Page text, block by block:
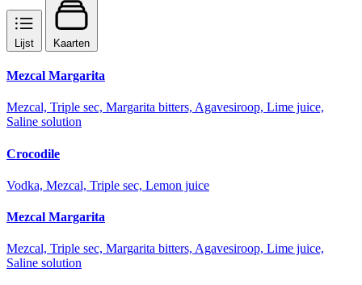
Lijst Kaarten
Mezcal Margarita
Mezcal, Triple sec, Margarita bitters, Agavesiroop, Lime juice,
Saline solution
Crocodile
Vodka, Mezcal, Triple sec, Lemon juice
Mezcal Margarita
Mezcal, Triple sec, Margarita bitters, Agavesiroop, Lime juice,
Saline solution